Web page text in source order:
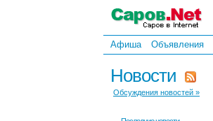
Афиша Объявления
Новости
Обсуждения новостей »